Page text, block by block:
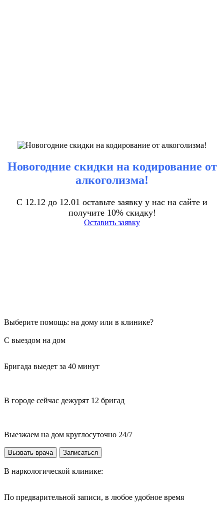
Новогодние скидки на кодирование от
алкоголизма!
С 12.12 до 12.01 оставьте заявку у нас на сайте и
получите 10% скидку!
Оставить заявку
Выберите помощь: на дому или в клинике?
С выездом на дом
Бригада выедет за 40 минут
В городе сейчас дежурят 12 бригад
Выезжаем на дом круглосуточно 24/7
Вызвать врача Записаться
В наркологической клинике:
По предварительной записи, в любое удобное время